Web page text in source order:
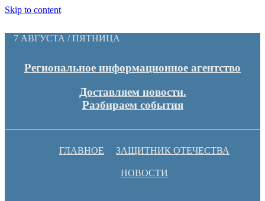
Skip to content
7 АВГУСТА / ПЯТНИЦА
Региональное информационное агентство
Доставляем новости.
Разбираем события
ГЛАВНОЕ ЗАЩИТНИК ОТЕЧЕСТВА
НОВОСТИ